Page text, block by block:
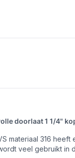
doorlaat 1 1/4"
materiaal 316 heeft
veel gebruikt in